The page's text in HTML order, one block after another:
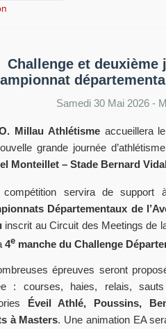
Challenge et deuxième
d
Samedi 30 Mai 2026 -
Millau Athlétismeaccueillera
grande journée
Monteillet – Stade Bernard
compétition servira de
Départementaux de
inscrit au Circuit des Meetings de
4e manche du Challenge
épreuves seront
: courses, haies, relais,
Éveil Athlé, Poussins,
à Masters. Une animation EA